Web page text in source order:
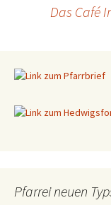
Das Café
Pfarrei neuen